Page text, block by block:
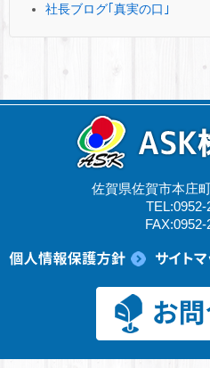
社長ブログ｢真実の口｣
佐賀県佐賀市本庄
TEL:0952-